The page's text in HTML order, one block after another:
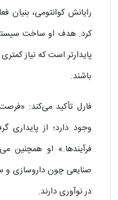
رایانش کوانتومی، بنیان
کرد. هدف او ساخت
پایدارتر است که نیاز
باشند.
فارل تأکید می‌کند:
وجود دارد؛ از پایداری
فرآیندها.» او همچنین
صنایعی چون داروسازی
در نوآوری دارند.